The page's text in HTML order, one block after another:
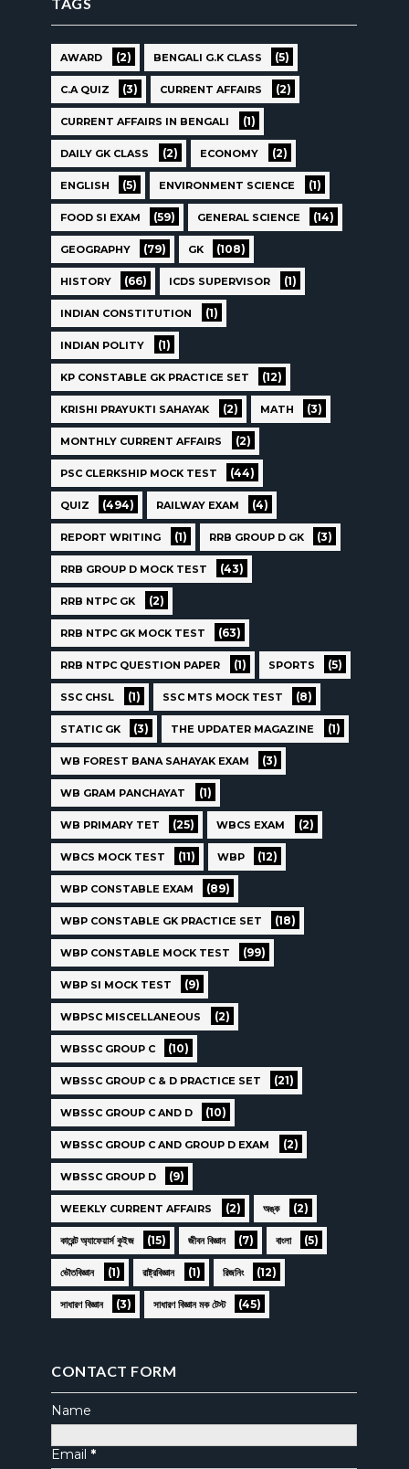
AWARD (2) BENGALI G.K CLASS (5)
C.A QUIZ (3) CURRENT AFFAIRS (2)
CURRENT AFFAIRS IN BENGALI (1)
DAILY GK CLASS (2) ECONOMY (2)
ENGLISH (5) ENVIRONMENT SCIENCE (1)
FOOD SI EXAM (59) GENERAL SCIENCE (14)
GEOGRAPHY (79) GK (108)
HISTORY (66) ICDS SUPERVISOR (1)
INDIAN CONSTITUTION (1)
INDIAN POLITY (1)
KP CONSTABLE GK PRACTICE SET (12)
KRISHI PRAYUKTI SAHAYAK (2) MATH (3)
MONTHLY CURRENT AFFAIRS (2)
PSC CLERKSHIP MOCK TEST (44)
QUIZ (494) RAILWAY EXAM (4)
REPORT WRITING (1) RRB GROUP D GK (3)
RRB GROUP D MOCK TEST (43)
RRB NTPC GK (2)
RRB NTPC GK MOCK TEST (63)
RRB NTPC QUESTION PAPER (1) SPORTS (5)
SSC CHSL (1) SSC MTS MOCK TEST (8)
STATIC GK (3) THE UPDATER MAGAZINE (1)
WB FOREST BANA SAHAYAK EXAM (3)
WB GRAM PANCHAYAT (1)
WB PRIMARY TET (25) WBCS EXAM (2)
WBCS MOCK TEST (11) WBP (12)
WBP CONSTABLE EXAM (89)
WBP CONSTABLE GK PRACTICE SET (18)
WBP CONSTABLE MOCK TEST (99)
WBP SI MOCK TEST (9)
WBPSC MISCELLANEOUS (2)
WBSSC GROUP C (10)
WBSSC GROUP C & D PRACTICE SET (21)
WBSSC GROUP C AND D (10)
WBSSC GROUP C AND GROUP D EXAM (2)
WBSSC GROUP D (9)
WEEKLY CURRENT AFFAIRS (2) অঙ্ক (2)
কারেন্ট অ্যাফেয়ার্স কুইজ (15) জীবন বিজ্ঞান (7) বাংলা (5)
ভৌতবিজ্ঞান (1) রাষ্ট্রবিজ্ঞান (1) রিজনিং (12)
সাধারণ বিজ্ঞান (3) সাধারণ বিজ্ঞান মক টেস্ট (45)
CONTACT FORM
Name
Email *